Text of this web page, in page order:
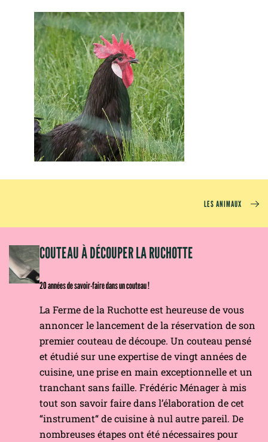
LES ANIMAUX
COUTEAU À DÉCOUPER LA RUCHOTTE
20 années de savoir-faire dans un couteau !
La Ferme de la Ruchotte est heureuse de vous
annoncer le lancement de la réservation de son
premier couteau de découpe. Un couteau pensé
et étudié sur une expertise de vingt années de
cuisine, une prise en main exceptionnelle et un
tranchant sans faille. Frédéric Ménager à mis
tout son savoir faire dans l’élaboration de cet
“instrument“ de cuisine à nul autre pareil. De
nombreuses étapes ont été nécessaires pour